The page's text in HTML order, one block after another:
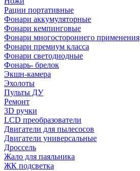
Рации портативные
Фонари аккумуляторные
Фонари кемпинговые
Фонари многостороннего применения
Фонари премиум класса
Фонари светодиодные
Фонарь- брелок
Экшн-камера
Эхолоты
Пульты ДУ
Ремонт
3D ручки
LCD преобразователи
Двигатели для пылесосов
Двигатели универсальные
Дроссель
Жало для паяльника
ЖК подсветка